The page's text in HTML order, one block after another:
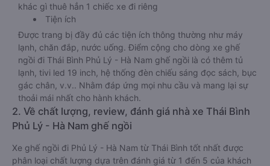
khác gì thuê hẳn 1 chiếc xe đi riêng
Tiện ích
Được trang bị đầy đủ các tiện ích thông thường như máy
lạnh, chăn đắp, nước uống. Điểm cộng cho dòng xe ghế
ngồi đi Thái Bình Phủ Lý - Hà Nam ghế ngồi là có thêm tủ
lạnh, tivi led 19 inch, hệ thống đèn chiếu sáng đọc sách, bục
gác chân, v.v.. Nhằm đáp ứng mọi nhu cầu và mang lại sự
thoải mái nhất cho hành khách.
2. Về chất lượng, review, đánh giá nhà xe Thái Bình
Phủ Lý - Hà Nam ghế ngồi
Xe ghế ngồi đi Phủ Lý - Hà Nam từ Thái Bình tốt nhất được
phân loại chất lượng dựa trên đánh giá từ 1 đến 5 của khách